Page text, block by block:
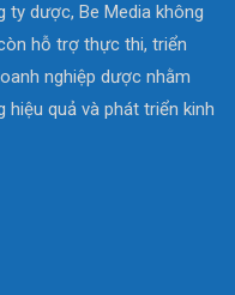
dược, Be Media không
hỗ trợ thực thi, triển
nghiệp dược nhằm
hiệu quả và phát triển kinh